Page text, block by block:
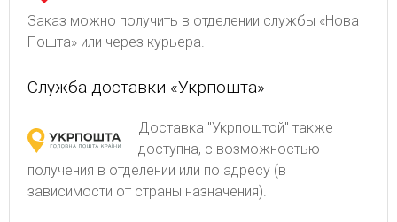
Заказ можно получить в отделении службы «Нова
Пошта» или через курьера.
Служба доставки «Укрпошта»
Доставка "Укрпоштой" также
доступна, с возможностью
получения в отделении или по адресу (в
зависимости от страны назначения).